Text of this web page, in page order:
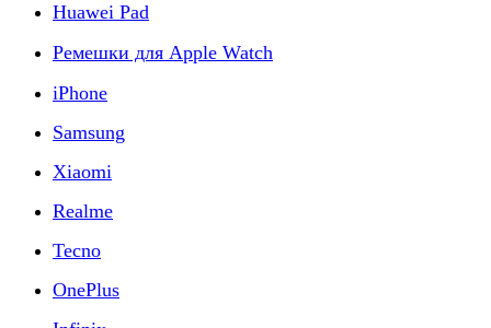
Huawei Pad
Ремешки для Apple Watch
iPhone
Samsung
Xiaomi
Realme
Tecno
OnePlus